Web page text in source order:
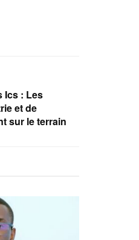
Ics : Les
et de
sur le terrain